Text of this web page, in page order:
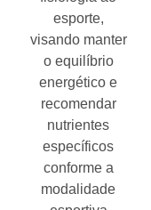
esporte,
visando manter
o equilíbrio
energético e
recomendar
nutrientes
específicos
conforme a
modalidade